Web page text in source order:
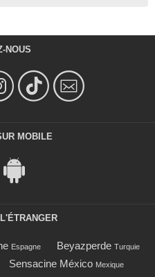
NOUS
MOBILE
Espagne Beyazperde Turquie
Sensacine México Mexique